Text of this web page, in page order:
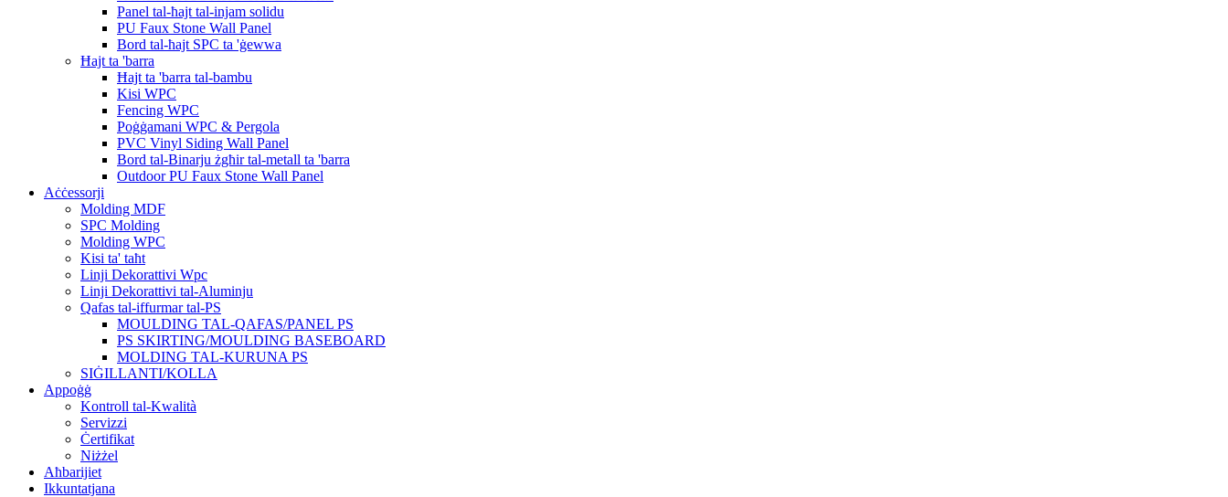
Panel tal-ħajt tal-injam solidu
PU Faux Stone Wall Panel
Bord tal-ħajt SPC ta 'ġewwa
Ħajt ta 'barra
Ħajt ta 'barra tal-bambu
Kisi WPC
Fencing WPC
Poġġamani WPC & Pergola
PVC Vinyl Siding Wall Panel
Bord tal-Binarju żgħir tal-metall ta 'barra
Outdoor PU Faux Stone Wall Panel
Aċċessorji
Molding MDF
SPC Molding
Molding WPC
Kisi ta' taħt
Linji Dekorattivi Wpc
Linji Dekorattivi tal-Aluminju
Qafas tal-iffurmar tal-PS
MOULDING TAL-QAFAS/PANEL PS
PS SKIRTING/MOULDING BASEBOARD
MOLDING TAL-KURUNA PS
SIĠILLANTI/KOLLA
Appoġġ
Kontroll tal-Kwalità
Servizzi
Ċertifikat
Niżżel
Aħbarijiet
Ikkuntatjana